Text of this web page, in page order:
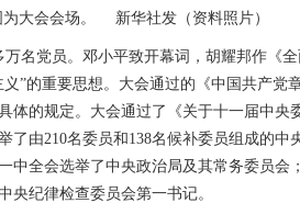
为大会会场。 新华社发（资料照片）
名党员。邓小平致开幕词，胡耀邦作《全
”的重要思想。大会通过的《中国共产党
的规定。大会通过了《关于十一届中央
由210名委员和138名候补委员组成的中
全会选举了中央政治局及其常务委员会
纪律检查委员会第一书记。